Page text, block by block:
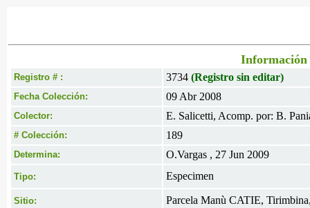
Información
Registro # : 3734 (Registro sin editar)
Fecha Colección: 09 Abr 2008
Colector: E. Salicetti, Acomp. por: B.
# Colección: 189
Determina: O.Vargas , 27 Jun 2009
Tipo: Especimen
Sitio: Parcela Manù CATIE,